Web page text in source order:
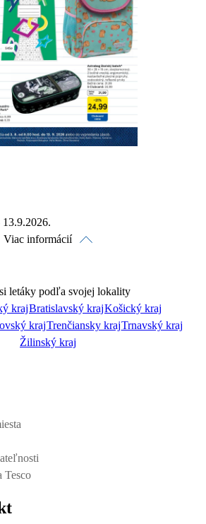
Detaily platnosti
Viac informácií
Pozrieť online
letáky podľa svojej lokality
krajBratislavský krajKošický kraj
krajTrenčiansky krajTrnavský kraj
Žilinský kraj
Tesco